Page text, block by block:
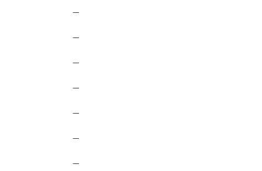
—
—
—
—
—
—
—